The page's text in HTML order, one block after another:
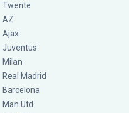
Twente
AZ
Ajax
Juventus
Milan
Real Madrid
Barcelona
Man Utd